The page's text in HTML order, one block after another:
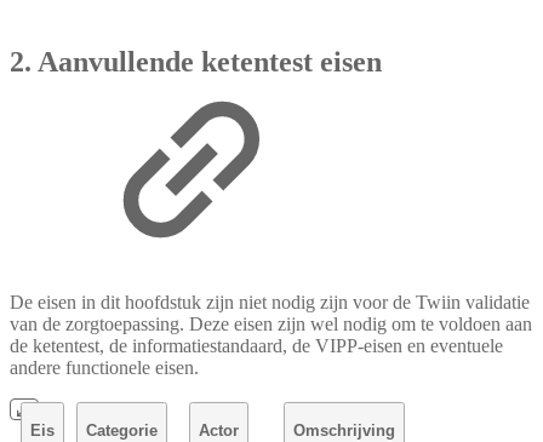
2. Aanvullende ketentest eisen
De eisen in dit hoofdstuk zijn niet nodig zijn voor de Twiin validatie
van de zorgtoepassing. Deze eisen zijn wel nodig om te voldoen aan
de ketentest, de informatiestandaard, de VIPP-eisen en eventuele
andere functionele eisen.
Eis Categorie Actor Omschrijving